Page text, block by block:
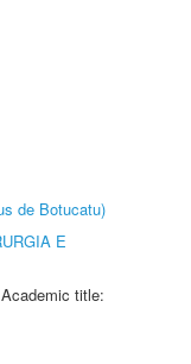
de Botucatu)
E
title: